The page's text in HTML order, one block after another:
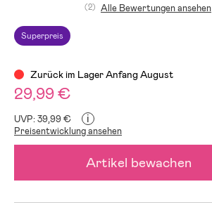
Superpreis
(2) Alle Bewertungen ansehen
Zurück im Lager Anfang August
29,99 €
UVP: 39,99 € i
Preisentwicklung ansehen
Artikel bewachen